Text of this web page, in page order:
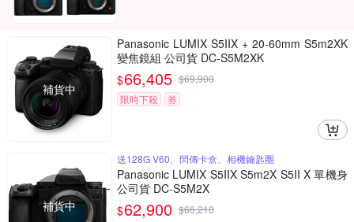
補貨中
Panasonic LUMIX S5IIX + 20-60mm S5m2XK
變焦鏡組 公司貨 DC-S5M2XK
$66,405 $69,900
限時下殺
券
補貨中
送128G V60、閃傳卡盒、相機鑰匙圈
Panasonic LUMIX S5IIX S5m2X S5II X 單機身
公司貨 DC-S5M2X
$62,900 $66,210